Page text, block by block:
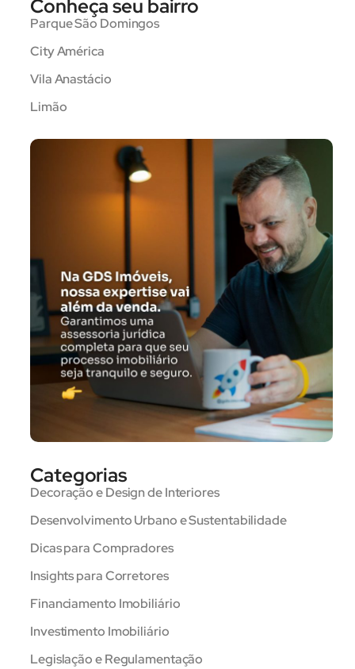
Conheça seu bairro
Parque São Domingos
City América
Vila Anastácio
Limão
Categorias
Decoração e Design de Interiores
Desenvolvimento Urbano e Sustentabilidade
Dicas para Compradores
Insights para Corretores
Financiamento Imobiliário
Investimento Imobiliário
Legislação e Regulamentação